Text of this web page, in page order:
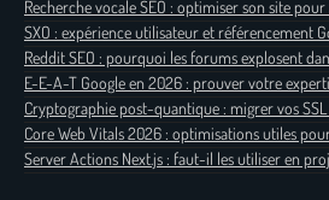
Recherche vocale SEO : optimiser son site
SXO : expérience utilisateur et référencement
Reddit SEO : pourquoi les forums explosent
E-E-A-T Google en 2026 : prouver votre
Cryptographie post-quantique : migrer vos
Core Web Vitals 2026 : optimisations utiles
Server Actions Next.js : faut-il les utiliser en